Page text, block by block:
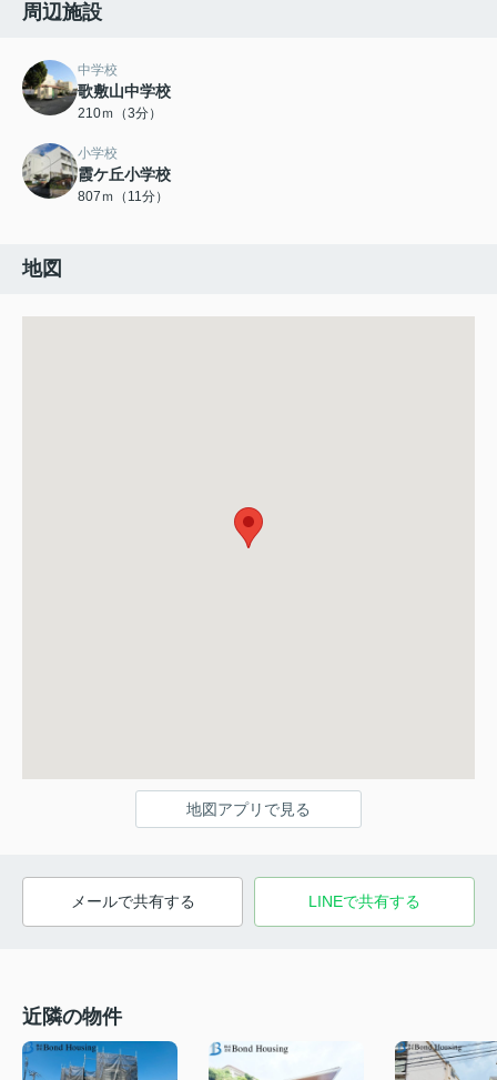
周辺施設
中学校
歌敷山中学校
210ｍ（3分）
小学校
霞ケ丘小学校
807ｍ（11分）
地図
地図アプリで見る
メールで共有する LINEで共有する
近隣の物件